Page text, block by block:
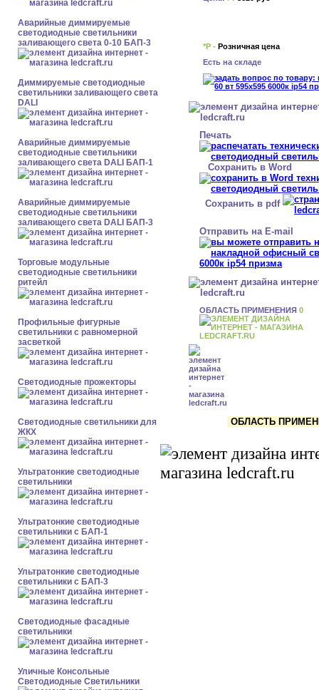
Аварийные диммируемые
светодиодные светильники
заливающего света 0-10 БАП-3
Диммируемые светодиодные
светильники заливающего света
DALI
Аварийные диммируемые
светодиодные светильники
заливающего света DALI БАП-1
Аварийные диммируемые
светодиодные светильники
заливающего света DALI БАП-3
Торговые модульные
светодиодные светильники
ритейл
Профильные фигурные
светильники с равномерной
засветкой
Светодиодные прожекторы
Светодиодные светильники для
ЖКХ
Ультратонкие светодиодные
светильники
Ультратонкие светодиодные
светильники с БАП-1
Ультратонкие светодиодные
светильники с БАП-3
Светодиодные фасадные
светильники
Уличные Консольные
Светодиодные Светильники
*Р - Розничная цена
Есть на складе
Печать
Сохранить в Word
Сохранить в pdf
Отправить на E-mail
ОБЛАСТЬ ПРИМЕНЕНИЯ 0
ОБЛАСТЬ